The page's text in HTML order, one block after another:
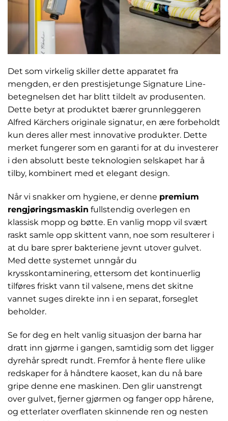
Det som virkelig skiller dette apparatet fra
mengden, er den prestisjetunge Signature Line-
betegnelsen det har blitt tildelt av produsenten.
Dette betyr at produktet bærer grunnleggeren
Alfred Kärchers originale signatur, en ære forbeholdt
kun deres aller mest innovative produkter. Dette
merket fungerer som en garanti for at du investerer
i den absolutt beste teknologien selskapet har å
tilby, kombinert med et elegant design.
Når vi snakker om hygiene, er denne premium
rengjøringsmaskin fullstendig overlegen en
klassisk mopp og bøtte. En vanlig mopp vil svært
raskt samle opp skittent vann, noe som resulterer i
at du bare sprer bakteriene jevnt utover gulvet.
Med dette systemet unngår du
krysskontaminering, ettersom det kontinuerlig
tilføres friskt vann til valsene, mens det skitne
vannet suges direkte inn i en separat, forseglet
beholder.
Se for deg en helt vanlig situasjon der barna har
dratt inn gjørme i gangen, samtidig som det ligger
dyrehår spredt rundt. Fremfor å hente flere ulike
redskaper for å håndtere kaoset, kan du nå bare
gripe denne ene maskinen. Den glir uanstrengt
over gulvet, fjerner gjørmen og fanger opp hårene,
og etterlater overflaten skinnende ren og nesten